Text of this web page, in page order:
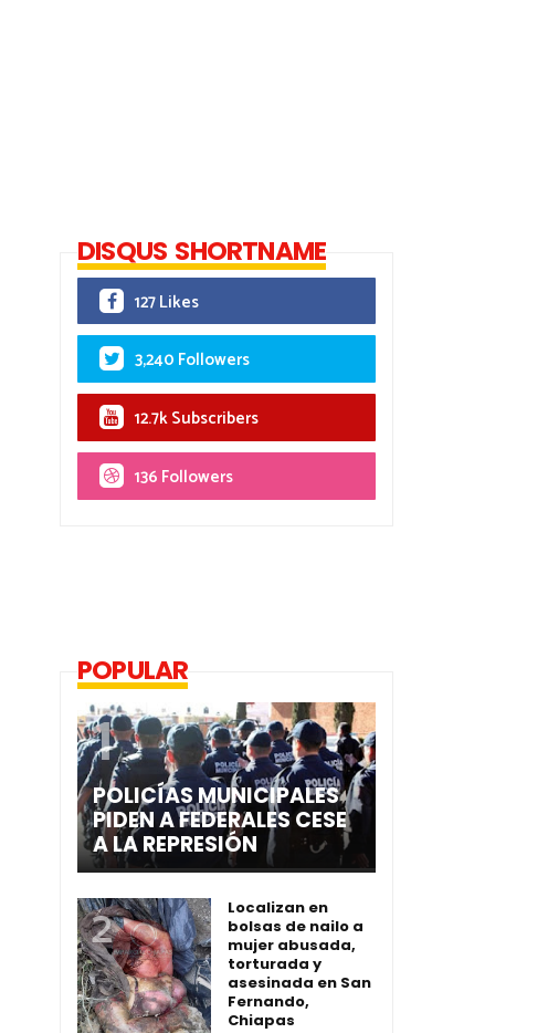
DISQUS SHORTNAME
127 Likes
3,240 Followers
12.7k Subscribers
136 Followers
POPULAR
POLICÍAS MUNICIPALES
PIDEN A FEDERALES CESE
A LA REPRESIÓN
Localizan en
bolsas de nailo a
mujer abusada,
torturada y
asesinada en San
Fernando,
Chiapas